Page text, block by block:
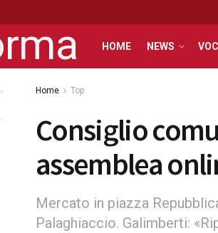
HOME NEWS
Home Top
Consiglio
assemblea
Mercato in piazza
Palaghiaccio. Galimberti: